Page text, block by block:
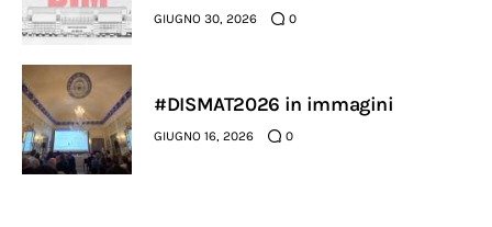
GIUGNO 30, 2026 0
#DISMAT2026 in immagini
GIUGNO 16, 2026 0